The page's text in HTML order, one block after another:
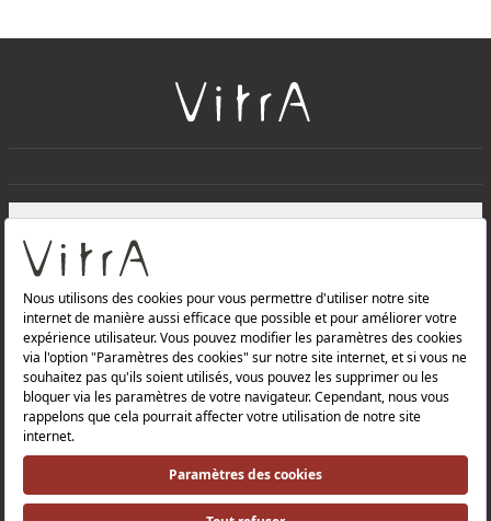
Produits
Politique de confidentialité et politique de protection des
Politique de qualité |
Politique de santé et de sécurité au travail |